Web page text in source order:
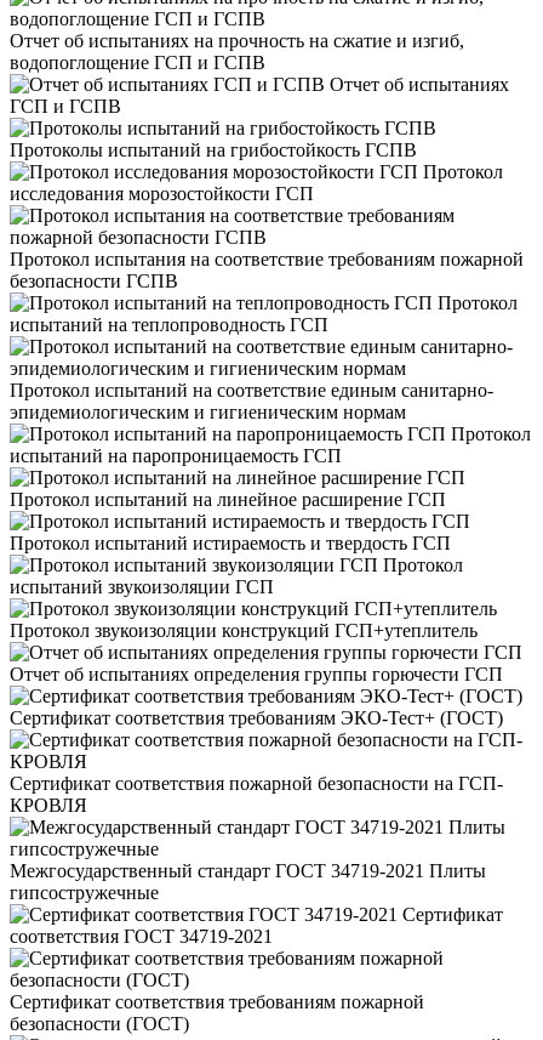
Отчет об испытаниях на прочность на сжатие и изгиб,
водопоглощение ГСП и ГСПВ
Отчет об испытаниях
ГСП и ГСПВ
Протоколы испытаний на грибостойкость ГСПВ
Протокол
исследования морозостойкости ГСП
Протокол испытания на соответствие требованиям пожарной
безопасности ГСПВ
Протокол
испытаний на теплопроводность ГСП
Протокол испытаний на соответствие единым санитарно-
эпидемиологическим и гигиеническим нормам
Протокол
испытаний на паропроницаемость ГСП
Протокол испытаний на линейное расширение ГСП
Протокол испытаний истираемость и твердость ГСП
Протокол
испытаний звукоизоляции ГСП
Протокол звукоизоляции конструкций ГСП+утеплитель
Отчет об испытаниях определения группы горючести ГСП
Сертификат соответствия требованиям ЭКО-Тест+ (ГОСТ)
Сертификат соответствия пожарной безопасности на ГСП-
КРОВЛЯ
Межгосударственный стандарт ГОСТ 34719-2021 Плиты
гипсостружечные
Сертификат
соответствия ГОСТ 34719-2021
Сертификат соответствия требованиям пожарной
безопасности (ГОСТ)